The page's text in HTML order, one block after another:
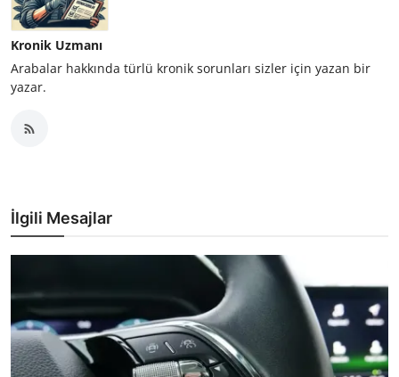
Kronik Uzmanı
Arabalar hakkında türlü kronik sorunları sizler için yazan bir
yazar.
İlgili Mesajlar